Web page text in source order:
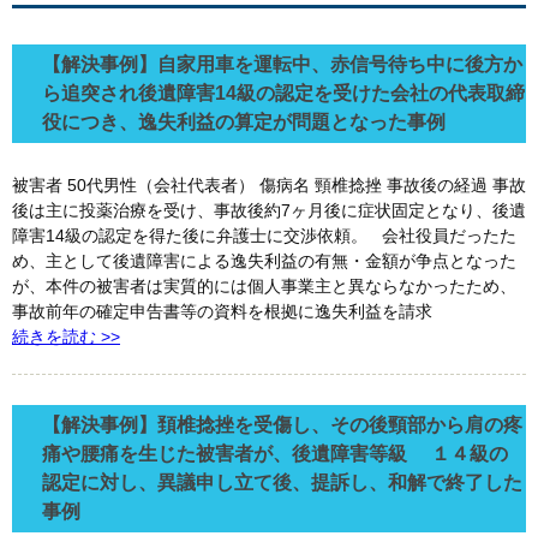
【解決事例】自家用車を運転中、赤信号待ち中に後方か
ら追突され後遺障害14級の認定を受けた会社の代表取締
役につき、逸失利益の算定が問題となった事例
被害者 50代男性（会社代表者） 傷病名 頸椎捻挫 事故後の経過 事故
後は主に投薬治療を受け、事故後約7ヶ月後に症状固定となり、後遺
障害14級の認定を得た後に弁護士に交渉依頼。 会社役員だったた
め、主として後遺障害による逸失利益の有無・金額が争点となった
が、本件の被害者は実質的には個人事業主と異ならなかったため、
事故前年の確定申告書等の資料を根拠に逸失利益を請求
続きを読む >>
【解決事例】頚椎捻挫を受傷し、その後頸部から肩の疼
痛や腰痛を生じた被害者が、後遺障害等級 １４級の
認定に対し、異議申し立て後、提訴し、和解で終了した
事例